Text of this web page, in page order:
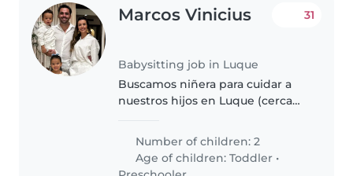
Marcos Vinicius
Babysitting job in Luque
31
Buscamos niñera para cuidar a
nuestros hijos en Luque (cerca
miércoles de 10:00 a jueves 08:00
y fines de semana por medio, de
viernes 10:00 a lunes 08:00...
Number of children: 2
Age of children:Toddler •